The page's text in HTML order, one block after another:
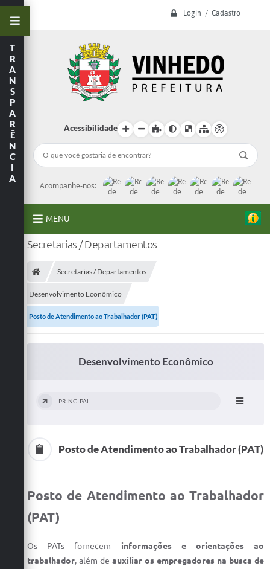
Login / Cadastro
Acessibilidade
Acompanhe-nos:
MENU
A Prefeitura
Secretarias
Telefones
Licitações
Inclusão e Acessibilidade
Cidadão
Transporte Coletivo Municipal (Horários e
Defesa Civil
T
R
A
N
S
P
A
R
Ê
N
C
I
A
Secretarias / Departamentos
Secretarias / Departamentos
Desenvolvimento Econômico
Posto de Atendimento ao Trabalhador (PAT)
Desenvolvimento Econômico
PRINCIPAL
Posto de Atendimento ao Trabalhador (PAT)
Posto de Atendimento ao Trabalhador
(PAT)
Os PATs fornecem informações e orientações ao
trabalhador, além de auxiliar os empregadores na busca de